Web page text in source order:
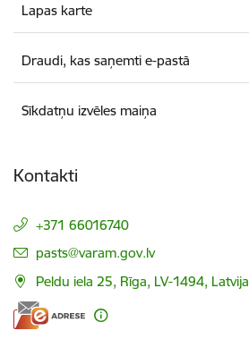
Lapas karte
Draudi, kas saņemti e-pastā
Sīkdatņu izvēles maiņa
Kontakti
+371 66016740
E-pasts:
pasts@varam.gov.lv
Peldu iela 25, Rīga, LV-1494, Latvija